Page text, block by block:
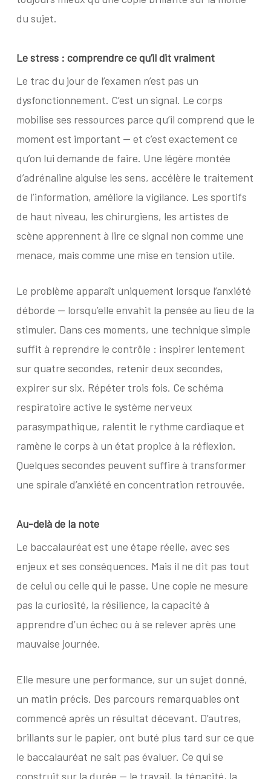
du sujet.
Le stress : comprendrece qu’il dit vraiment
Le trac du jour de l’examen n’est pas un
dysfonctionnement. C’est un signal. Le corps
mobilise ses ressources parce qu’il comprend que le
moment est important — et c’est exactement ce
qu’on lui demande de faire. Une légère montée
d’adrénaline aiguise les sens, accélère le traitement
de l’information, améliore la vigilance. Les sportifs
de haut niveau, les chirurgiens, les artistes de
scène apprennent à lire ce signal non comme une
menace, mais comme une mise en tension utile.
Le problème apparaît uniquement lorsque l’anxiété
déborde — lorsqu’elle envahit la pensée au lieu de la
stimuler. Dans ces moments, une technique simple
suffit à reprendre le contrôle : inspirer lentement
sur quatre secondes, retenir deux secondes,
expirer sur six. Répéter trois fois. Ce schéma
respiratoire active le système nerveux
parasympathique, ralentit le rythme cardiaque et
ramène le corps à un état propice à la réflexion.
Quelques secondes peuvent suffire à transformer
une spirale d’anxiété en concentration retrouvée.
Au-delà de la note
Le baccalauréat est une étape réelle, avec ses
enjeux et ses conséquences. Mais il ne dit pas tout
de celui ou celle qui le passe. Une copie ne mesure
pas la curiosité, la résilience, la capacité à
apprendre d’un échec ou à se relever après une
mauvaise journée.
Elle mesure une performance, sur un sujet donné,
un matin précis. Des parcours remarquables ont
commencé après un résultat décevant. D’autres,
brillants sur le papier, ont buté plus tard sur ce que
le baccalauréat ne sait pas évaluer. Ce qui se
construit sur la durée — le travail, la ténacité, la